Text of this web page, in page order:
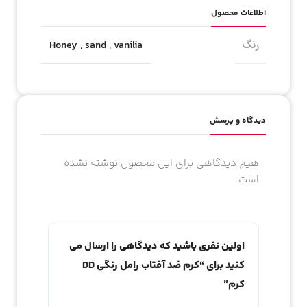
اطلاعات محصول
رنگ Honey ,sand, vanilia
دیدگاه و پرسش
هیچ دیدگاهی برای این محصول نوشته نشده
است.
اولین نفری باشید که دیدگاهی را ارسال می
کنید برای “کرم ضد آفتاب رامل رنگی DD
کرم”